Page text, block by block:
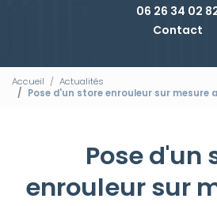
06 26 34 02
Contact
Accueil
Actualités
Pose d'un store enrouleur sur mesure
Pose d'un
enrouleur sur